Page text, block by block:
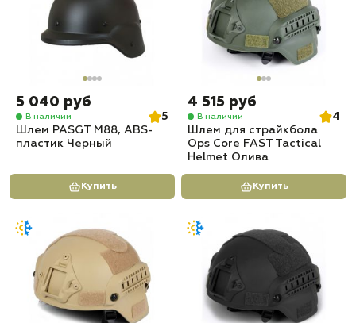
5 040 руб
В наличии
5
Шлем PASGT M88, ABS-
пластик Черный
Купить
4 515 руб
В наличии
4
Шлем для страйкбола
Ops Core FAST Tactical
Helmet Олива
Купить